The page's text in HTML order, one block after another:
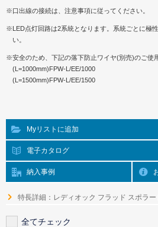
※口出線の接続は、注意事項に従ってください。
※LED点灯回路は2系統となります。系統ごとに極
い。
※安全のため、下記の落下防止ワイヤ(別売)のご使
(L=1000mm)FPW-L/EE/1000
(L=1500mm)FPW-L/EE/1500
Myリストに追加
電子カタログ
納入事例
特長詳細：レディオック フラッド スポラー
全てチェック